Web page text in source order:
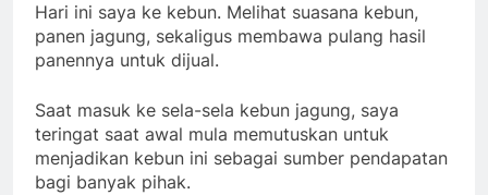
Hari ini saya ke kebun. Melihat suasana kebun,
panen jagung, sekaligus membawa pulang hasil
panennya untuk dijual.
Saat masuk ke sela-sela kebun jagung, saya
teringat saat awal mula memutuskan untuk
menjadikan kebun ini sebagai sumber pendapatan
bagi banyak pihak.